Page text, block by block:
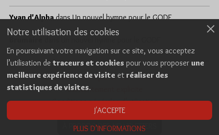
Yvan d'AlphadansUn nouvel hymne pour le GODF
Cookies
Politique de confidentialité
Consentement explicite
Conditions générales d’utilisation
À PROPOS DES NEWSLETTERS
Notre utilisation des cookies
En poursuivant votre navigation sur ce site, vous acceptez
l’utilisation de traceurs et cookies pour vous proposer une
meilleure expérience de visite et réaliser des
statistiques de visites.
J'ACCEPTE
PLUS D’INFORMATIONS